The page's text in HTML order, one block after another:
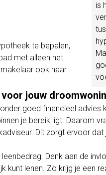
is
te bepalen,
met alleen het
ook naar
jouw
goed financieel advies
je bereik ligt. Daarom
Dit zorgt ervoor dat
Denk aan de
kunt lenen. Zo krijg je een